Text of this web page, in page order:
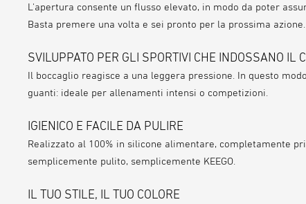
L'apertura consente un flusso elevato, in modo da poter
Basta premere una volta e sei pronto per la prossima azione.
SVILUPPATO PER GLI SPORTIVI CHE INDOSSANO IL
Il boccaglio reagisce a una leggera pressione . In questo
guanti: ideale per allenamenti intensi o competizioni.
IGIENICO E FACILE DA PULIRE
Realizzato al 100% in silicone alimentare, completamente
semplicemente pulito, semplicemente KEEGO.
IL TUO STILE, IL TUO COLORE